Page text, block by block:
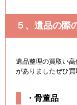
５、遺品の際
遺品整理の買取い
がありましたぜひ買
・骨董品